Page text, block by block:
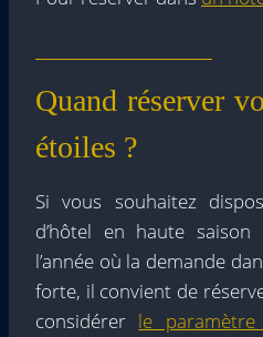
Quand réserver
étoiles ?
Si vous souhaitez
d’hôtel en haute
l’année où la demande
forte, il convient de
considérer le